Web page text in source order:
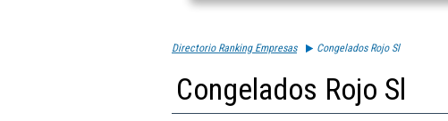
Directorio Ranking Empresas Congelados Rojo Sl
Congelados Rojo Sl